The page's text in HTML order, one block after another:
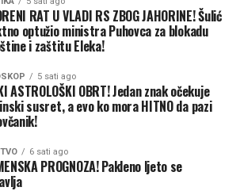
posmatrati sa distance dok su
putem, piše Aloonline.
RAT U VLADI RS ZBOG JAHORINE! Šulić
optužio ministra Puhovca za blokadu
i zaštitu Eleka!
5 sati ago
ASTROLOŠKI OBRT! Jedan znak očekuje
susret, a evo ko mora HITNO da pazi
6 sati ago
PROGNOZA! Pakleno ljeto se